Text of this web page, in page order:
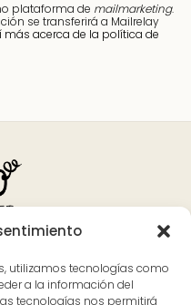
utilizamos tecnologías como
a la información del
tecnologías nos permitirá
plataforma de mailmarketing.
se transferirá a Mailrelay
más acerca de la política de
Pay
PayPal